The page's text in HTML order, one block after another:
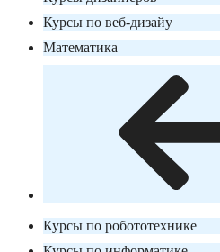
Курсы по веб-дизайу
Математика
Курсы по робототехнике